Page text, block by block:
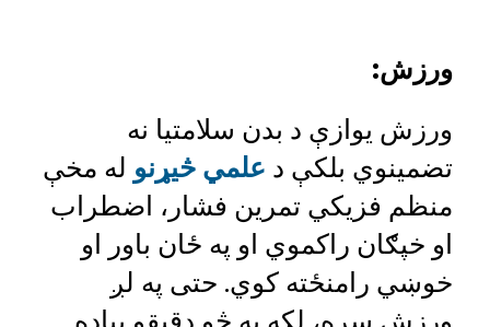
ورزش:
ورزش یوازې د بدن سلامتیا نه
تضمینوي بلکې د علمي څیړنو له مخې
منظم فزیکي تمرین فشار، اضطراب
او خپګان راکموي او په ځان باور او
خوښي رامنځته کوي. حتی په لږ
ورزش سره، لکه په څو دقیقو پیاده